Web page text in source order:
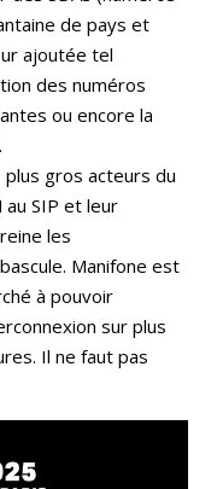
de pays et
ajoutée tel
des numéros
ou encore la
gros acteurs du
SIP et leur
les
Manifone est
à pouvoir
sur plus
Il ne faut pas